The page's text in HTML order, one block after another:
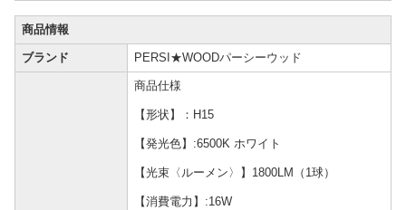
商品情報
ブランド PERSI★WOODパーシーウッド
商品仕様
【形状】：H15
【発光色】:6500K ホワイト
【光束〈ルーメン〉】1800LM（1球）
【消費電力】:16W